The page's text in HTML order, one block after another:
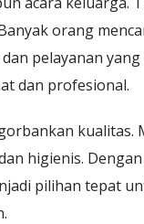
orang
pelayanan
dan profesional.
kualitas.
higienis.
pilihan tepat